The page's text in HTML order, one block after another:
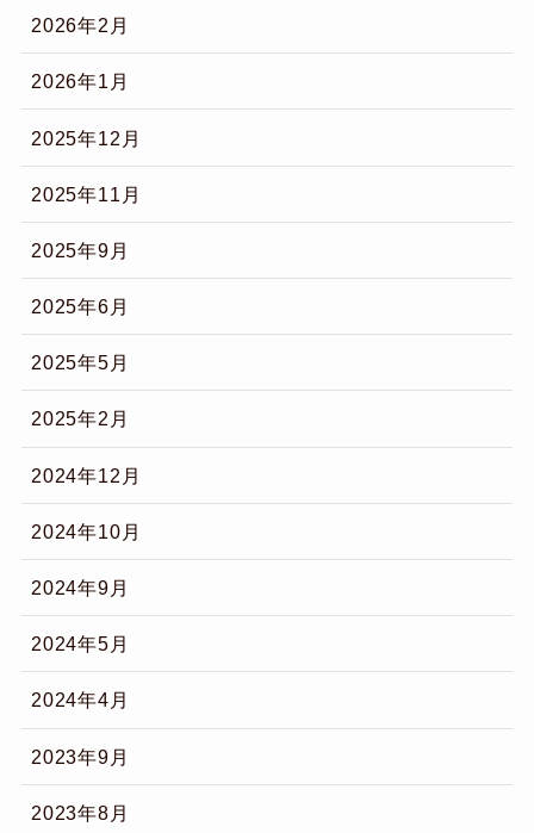
2026年2月
2026年1月
2025年12月
2025年11月
2025年9月
2025年6月
2025年5月
2025年2月
2024年12月
2024年10月
2024年9月
2024年5月
2024年4月
2023年9月
2023年8月